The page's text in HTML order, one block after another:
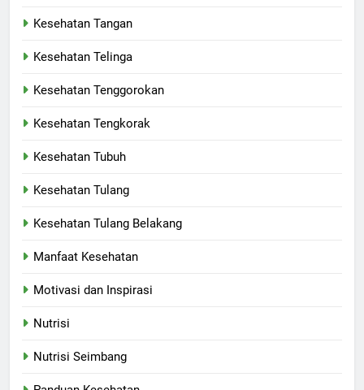
Kesehatan Tangan
Kesehatan Telinga
Kesehatan Tenggorokan
Kesehatan Tengkorak
Kesehatan Tubuh
Kesehatan Tulang
Kesehatan Tulang Belakang
Manfaat Kesehatan
Motivasi dan Inspirasi
Nutrisi
Nutrisi Seimbang